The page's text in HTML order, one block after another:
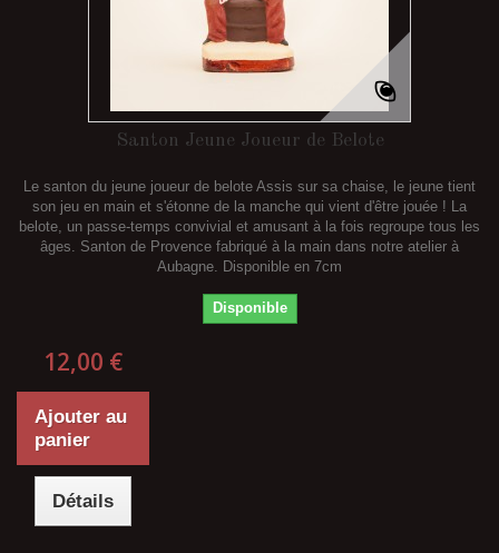
Santon Jeune Joueur de Belote
Le santon du jeune joueur de belote Assis sur sa chaise, le jeune tient
son jeu en main et s'étonne de la manche qui vient d'être jouée ! La
belote, un passe-temps convivial et amusant à la fois regroupe tous les
âges. Santon de Provence fabriqué à la main dans notre atelier à
Aubagne. Disponible en 7cm
Disponible
12,00 €
Ajouter au
panier
Détails